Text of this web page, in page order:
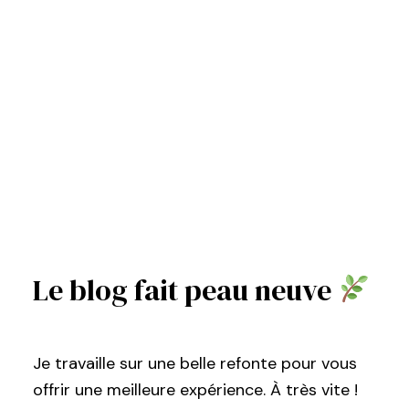
Le blog fait peau neuve
Je travaille sur une belle refonte pour vous
offrir une meilleure expérience. À très vite !